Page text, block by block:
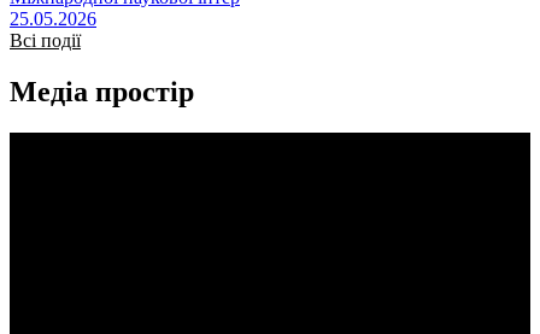
25.05.2026
Всі події
Медіа простір